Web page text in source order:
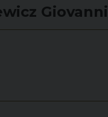
Giovanni